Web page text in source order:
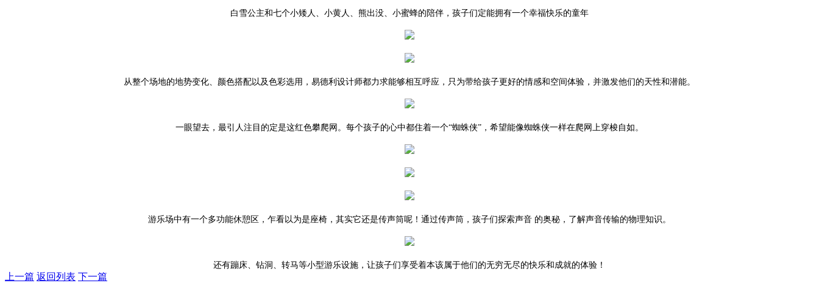
白雪公主和七个小矮人、小黄人、熊出没、小蜜蜂的陪伴，孩子们定能拥有一个幸福快乐的童年
从整个场地的地势变化、颜色搭配以及色彩选用，易德利设计师都力求能够相互呼应，只为带给孩子更好的情感和空间体验，并激发他们的天性和潜能。
一眼望去，最引人注目的定是这红色攀爬网。每个孩子的心中都住着一个“蜘蛛侠”，希望能像蜘蛛侠一样在爬网上穿梭自如。
游乐场中有一个多功能休憩区，乍看以为是座椅，其实它还是传声筒呢！通过传声筒，孩子们探索声音 的奥秘，了解声音传输的物理知识。
还有蹦床、钻洞、转马等小型游乐设施，让孩子们享受着本该属于他们的无穷无尽的快乐和成就的体验！
上一篇 返回列表 下一篇